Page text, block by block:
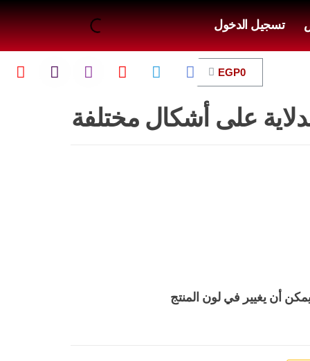
تسجيل الدخول
EGP0
على أشكال مختلفة
أن يغيير في لون المنتج